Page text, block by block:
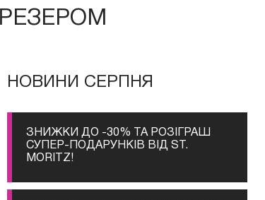
НОВИНИ СЕРПНЯ
ЗНИЖКИ ДО -30% ТА РОЗІГРАШ
СУПЕР-ПОДАРУНКІВ ВІД ST.
MORITZ!